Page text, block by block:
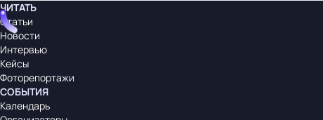
ЧИТАТЬ
Статьи
Новости
Интервью
Кейсы
Фоторепортажи
СОБЫТИЯ
Календарь